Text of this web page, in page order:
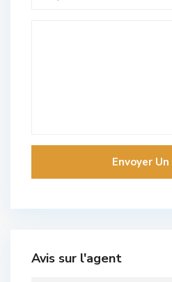
Avis sur l'agent